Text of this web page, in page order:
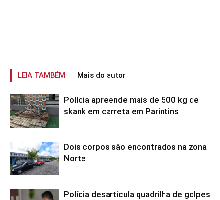
LEIA TAMBÉM Mais do autor
Polícia apreende mais de 500 kg de
skank em carreta em Parintins
Dois corpos são encontrados na zona
Norte
Polícia desarticula quadrilha de golpes